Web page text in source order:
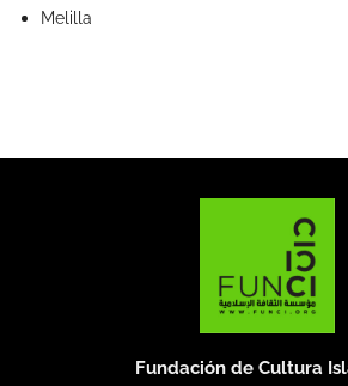
Melilla
Fundación de Cultura